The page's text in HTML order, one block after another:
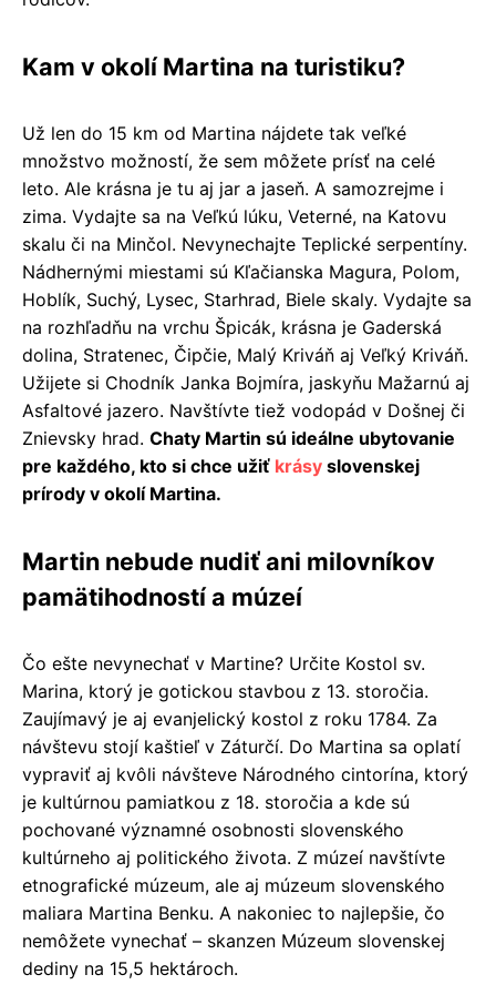
Kam v okolí Martina na turistiku?
Už len do 15 km od Martina nájdete tak veľké
množstvo možností, že sem môžete prísť na celé
leto. Ale krásna je tu aj jar a jaseň. A samozrejme i
zima. Vydajte sa na Veľkú lúku, Veterné, na Katovu
skalu či na Minčol. Nevynechajte Teplické serpentíny.
Nádhernými miestami sú Kľačianska Magura, Polom,
Hoblík, Suchý, Lysec, Starhrad, Biele skaly. Vydajte sa
na rozhľadňu na vrchu Špicák, krásna je Gaderská
dolina, Stratenec, Čipčie, Malý Kriváň aj Veľký Kriváň.
Užijete si Chodník Janka Bojmíra, jaskyňu Mažarnú aj
Asfaltové jazero. Navštívte tiež vodopád v Došnej či
Znievsky hrad. Chaty Martin sú ideálne ubytovanie
pre každého, kto si chce užiť krásy slovenskej
prírody v okolí Martina.
Martin nebude nudiť ani milovníkov
pamätihodností a múzeí
Čo ešte nevynechať v Martine? Určite Kostol sv.
Marina, ktorý je gotickou stavbou z 13. storočia.
Zaujímavý je aj evanjelický kostol z roku 1784. Za
návštevu stojí kaštieľ v Záturčí. Do Martina sa oplatí
vypraviť aj kvôli návšteve Národného cintorína, ktorý
je kultúrnou pamiatkou z 18. storočia a kde sú
pochované významné osobnosti slovenského
kultúrneho aj politického života. Z múzeí navštívte
etnografické múzeum, ale aj múzeum slovenského
maliara Martina Benku. A nakoniec to najlepšie, čo
nemôžete vynechať – skanzen Múzeum slovenskej
dediny na 15,5 hektároch.